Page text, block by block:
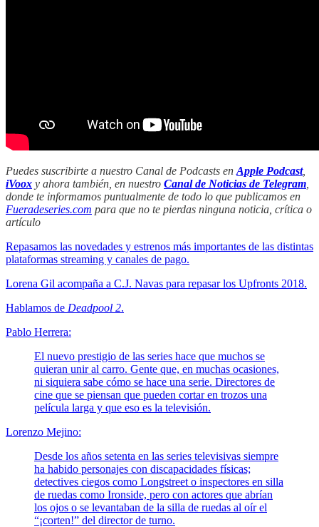
Puedes suscribirte a nuestro Canal de Podcasts en Apple Podcast,
iVoox y ahora también, en nuestro Canal de Noticias de Telegram
donde te informamos puntualmente de todo lo que publicamos en
Fueradeseries.com para que no te pierdas ninguna noticia, crítica o
artículo
Repasamos las novedades y estrenos más importantes de las distintas
plataformas streaming y canales de pago.
Lorena Gil acompaña a C.J. Navas para repasar los Upfronts 2018.
Hablamos de Deadpool 2.
Pablo Herrera:
El nuevo prestigio de las series hace que muchos se
quieran unir al carro. Gente que, en muchas ocasiones,
ni siquiera sabe cómo se hace una serie. Directores de
cine que se piensan que pueden cortar en trozos una
película larga y que eso es la televisión.
Lorenzo Mejino:
Desde los años setenta en las series televisivas siempre
ha habido personajes con discapacidades físicas;
detectives ciegos como Longstreet o inspectores en silla
de ruedas como Ironside, pero con actores que abrían
los ojos o se levantaban de la silla de ruedas al oír el
“¡corten!” del director de turno.